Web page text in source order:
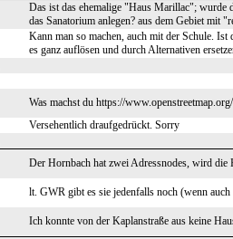
Das ist das ehemalige "Haus Marillac"; wurde
das Sanatorium anlegen? aus dem Gebiet mit
Kann man so machen, auch mit der Schule.
es ganz auflösen und durch Alternativen
Was machst du https://
Versehentlich draufgedrückt. Sorry
Der Hornbach hat zwei Adressnodes, wird die
lt. GWR gibt es sie jedenfalls noch (wenn
Ich konnte von der Kaplanstraße aus keine